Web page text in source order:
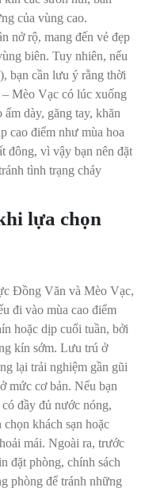
của vùng cao.
nở rộ, mang đến vẻ đẹp
biên. Tuy nhiên, nếu
bạn cần lưu ý rằng thời
Mèo Vạc có lúc xuống
dày, găng tay, khăn
cao điểm như mùa hoa
đông, vì vậy bạn nên đặt
tình trạng cháy
lựa chọn
Đồng Văn và Mèo Vạc,
đi vào mùa cao điểm
hoặc dịp cuối tuần, bởi
kín sớm. Lưu trú ở
lại trải nghiệm gần gũi
mức cơ bản. Nếu bạn
đầy đủ nước nóng,
khách sạn hoặc
mái. Ngoài ra, trước
đặt phòng, chính sách
phòng để tránh những